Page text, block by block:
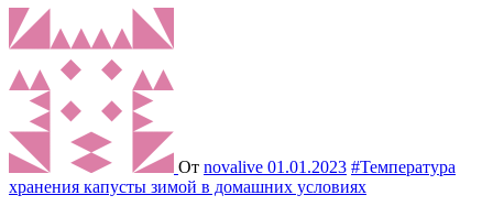
От novalive 01.01.2023 #Температура
хранения капусты зимой в домашних условиях